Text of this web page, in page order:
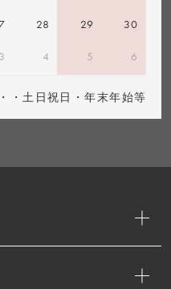
28 29 30
3 4 5 6
・土日祝日・年末年始等